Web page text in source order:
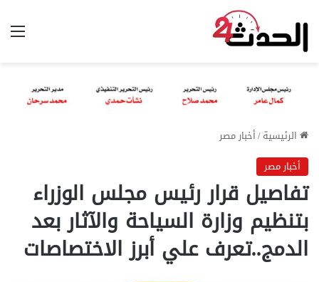
الرئيسية/أخبار مصر
أخبار مصر
تفاصيل قرار رئيس مجلس الوزراء
بتنظيم وزارة السياحة والآثار بعد
الدمج..تعرف علي أبرز الاختصاصات